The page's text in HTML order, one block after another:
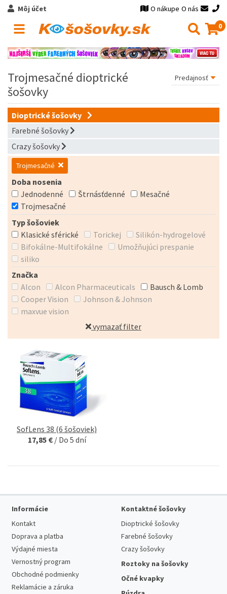
Môj účet O nákupe O nás
0
Trojmesačné dioptrické
šošovky
Dioptrické šošovky
Farebné šošovky
Crazy šošovky
Trojmesačné
Doba nosenia
Jednodenné
Štrnásťdenné
Mesačné
Trojmesačné
Typ šošoviek
Klasické sférické
Torickej
Silikón-hydrogelové
Bifokálne-Multifokálne
Umožňujúci prespanie
siliko
Značka
Alcon
Alcon Pharmaceuticals
Bausch & Lomb
Cooper Vision
Johnson & Johnson
maxvue vision
vymazať filter
SofLens 38 (6 šošoviek)
17,85 € / Do 5 dní
Informácie
Kontakt
Doprava a platba
Výdajné miesta
Vernostný program
Obchodné podmienky
Reklamácie a záruka
Kontaktné šošovky
Dioptrické šošovky
Farebné šošovky
Crazy šošovky
Roztoky na šošovky
Očné kvapky